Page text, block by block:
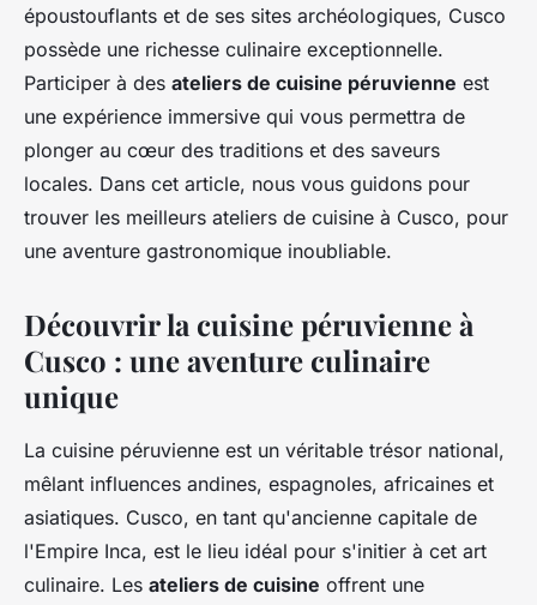
époustouflants et de ses sites archéologiques, Cusco
possède une richesse culinaire exceptionnelle.
Participer à des ateliers de cuisine péruvienne est
une expérience immersive qui vous permettra de
plonger au cœur des traditions et des saveurs
locales. Dans cet article, nous vous guidons pour
trouver les meilleurs ateliers de cuisine à Cusco, pour
une aventure gastronomique inoubliable.
Découvrir la cuisine péruvienne à
Cusco : une aventure culinaire
unique
La cuisine péruvienne est un véritable trésor national,
mêlant influences andines, espagnoles, africaines et
asiatiques. Cusco, en tant qu'ancienne capitale de
l'Empire Inca, est le lieu idéal pour s'initier à cet art
culinaire. Les ateliers de cuisine offrent une